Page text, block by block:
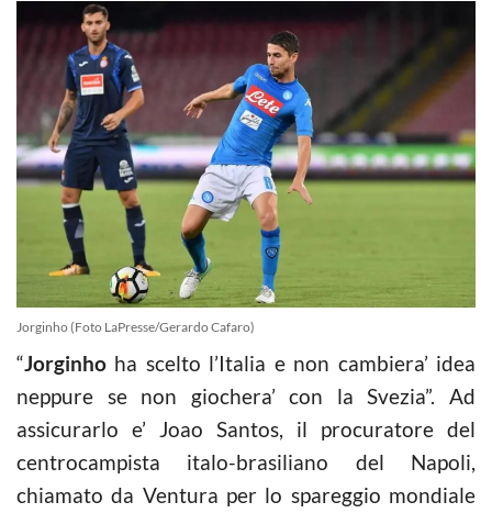
Jorginho (Foto LaPresse/Gerardo Cafaro)
“Jorginho ha scelto l’Italia e non cambiera’ idea
neppure se non giochera’ con la Svezia”. Ad
assicurarlo e’ Joao Santos, il procuratore del
centrocampista italo-brasiliano del Napoli,
chiamato da Ventura per lo spareggio mondiale